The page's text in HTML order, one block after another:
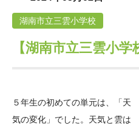
設立趣意書
沿革
役員・評議員
中谷財団事業紹介
神戸賞
大学院生奨学金
中谷財団
その
湖南市立三雲小学校
【湖南市立三雲小
５年生の初めての単元は、「天
気の変化」でした。天気と雲は